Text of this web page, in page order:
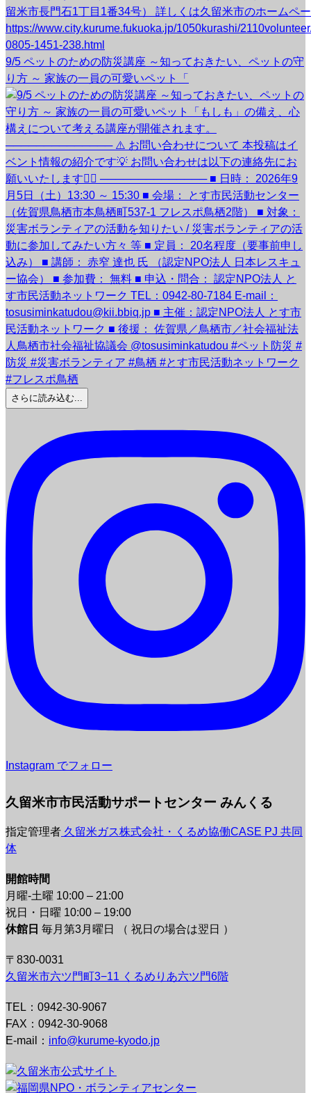
9/5 ペットのための防災講座 ～知っておきたい、ペットの守
り方 ～ 家族の一員の可愛いペット「
さらに読み込む...
Instagram でフォロー
久留米市市民活動サポートセンター みんくる
指定管理者 久留米ガス株式会社・くるめ協働CASE PJ 共同
体
開館時間
月曜-土曜 10:00 – 21:00
祝日・日曜 10:00 – 19:00
休館日 毎月第3月曜日 （ 祝日の場合は翌日 ）
〒830-0031
久留米市六ツ門町3−11 くるめりあ六ツ門6階
TEL：0942-30-9067
FAX：0942-30-9068
E-mail： info@kurume-kyodo.jp